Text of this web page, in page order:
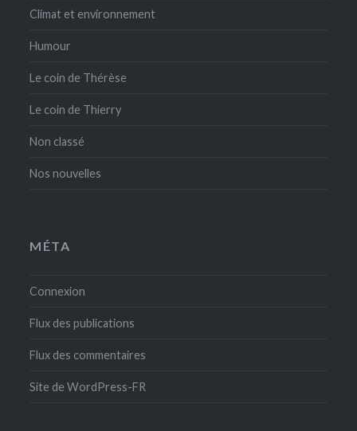
Climat et environnement
Humour
Le coin de Thérèse
Le coin de Thierry
Non classé
Nos nouvelles
MÉTA
Connexion
Flux des publications
Flux des commentaires
Site de WordPress-FR